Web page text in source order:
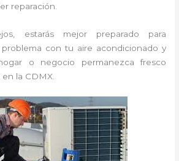
reparación.
estarás mejor preparado para
con tu aire acondicionado y
o negocio permanezca fresco
la CDMX.